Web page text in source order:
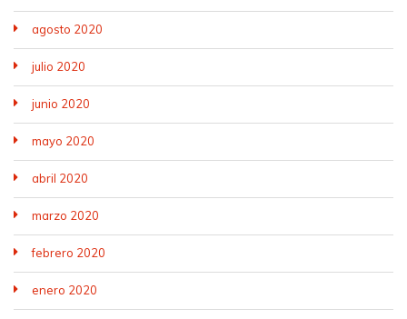
agosto 2020
julio 2020
junio 2020
mayo 2020
abril 2020
marzo 2020
febrero 2020
enero 2020